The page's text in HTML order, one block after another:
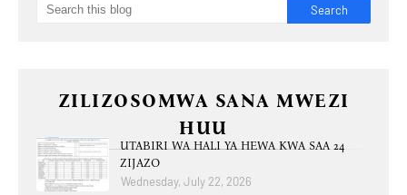
ZILIZOSOMWA SANA MWEZI
HUU
UTABIRI WA HALI YA HEWA KWA SAA 24
ZIJAZO
Wednesday, July 22, 2026